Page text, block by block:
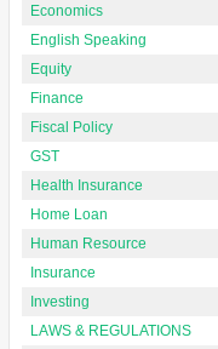
Economics
English Speaking
Equity
Finance
Fiscal Policy
GST
Health Insurance
Home Loan
Human Resource
Insurance
Investing
LAWS & REGULATIONS